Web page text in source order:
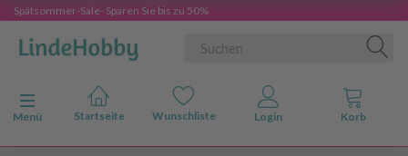
Spätsommer-Sale- Sparen Sie bis zu 50%
Anzeige ändern
Menü